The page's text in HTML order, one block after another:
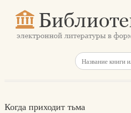
Когда приходит тьма